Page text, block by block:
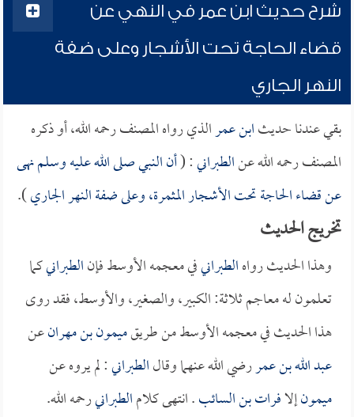
شرح حديث ابن عمر في النهي عن
قضاء الحاجة تحت الأشجار وعلى ضفة
النهر الجاري
بقي عندنا حديثابن عمرالذي رواه المصنف رحمه الله، أو ذكره
المصنف رحمه الله عنالطبراني: (أن النبي صلى الله عليه وسلم نهى
عن قضاء الحاجة تحت الأشجار المثمرة، وعلى ضفة النهر الجاري).
تخريج الحديث
وهذا الحديث رواهالطبرانيفي معجمه الأوسط فإنالطبرانيكما
تعلمون له معاجم ثلاثة: الكبير، والصغير، والأوسط، فقد روى
هذا الحديث في معجمه الأوسط من طريقميمون بن مهرانعن
عبد الله بن عمررضي الله عنهما وقالالطبراني: لم يروه عن
ميمونإلافرات بن السائب. انتهى كلامالطبرانيرحمه الله.